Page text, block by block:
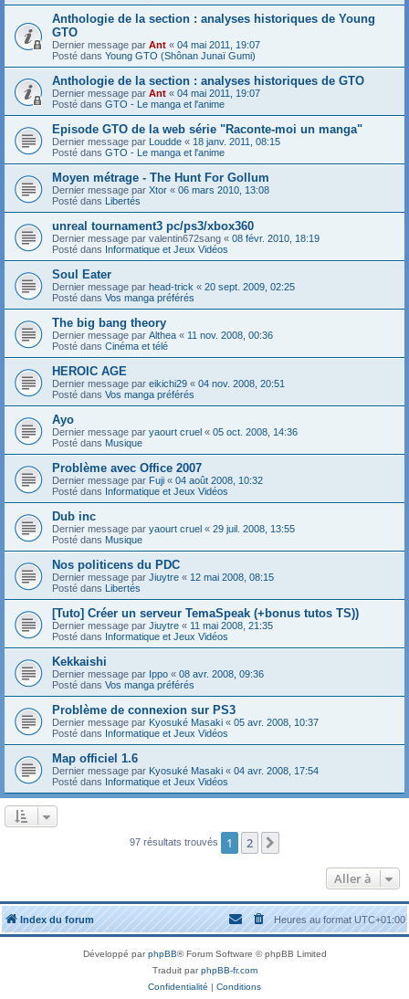
Anthologie de la section : analyses historiques de Young
GTO
Dernier message par Ant « 04 mai 2011, 19:07
Posté dans Young GTO (Shônan Junaï Gumi)
Anthologie de la section : analyses historiques de GTO
Dernier message par Ant « 04 mai 2011, 19:07
Posté dans GTO - Le manga et l'anime
Episode GTO de la web série "Raconte-moi un manga"
Dernier message par Loudde « 18 janv. 2011, 08:15
Posté dans GTO - Le manga et l'anime
Moyen métrage - The Hunt For Gollum
Dernier message par Xtor « 06 mars 2010, 13:08
Posté dans Libertés
unreal tournament3 pc/ps3/xbox360
Dernier message par valentin672sang « 08 févr. 2010, 18:19
Posté dans Informatique et Jeux Vidéos
Soul Eater
Dernier message par head-trick « 20 sept. 2009, 02:25
Posté dans Vos manga préférés
The big bang theory
Dernier message par Althea « 11 nov. 2008, 00:36
Posté dans Cinéma et télé
HEROIC AGE
Dernier message par eikichi29 « 04 nov. 2008, 20:51
Posté dans Vos manga préférés
Ayo
Dernier message par yaourt cruel « 05 oct. 2008, 14:36
Posté dans Musique
Problème avec Office 2007
Dernier message par Fuji « 04 août 2008, 10:32
Posté dans Informatique et Jeux Vidéos
Dub inc
Dernier message par yaourt cruel « 29 juil. 2008, 13:55
Posté dans Musique
Nos politicens du PDC
Dernier message par Jiuytre « 12 mai 2008, 08:15
Posté dans Libertés
[Tuto] Créer un serveur TemaSpeak (+bonus tutos TS))
Dernier message par Jiuytre « 11 mai 2008, 21:35
Posté dans Informatique et Jeux Vidéos
Kekkaishi
Dernier message par Ippo « 08 avr. 2008, 09:36
Posté dans Vos manga préférés
Problème de connexion sur PS3
Dernier message par Kyosuké Masaki « 05 avr. 2008, 10:37
Posté dans Informatique et Jeux Vidéos
Map officiel 1.6
Dernier message par Kyosuké Masaki « 04 avr. 2008, 17:54
Posté dans Informatique et Jeux Vidéos
97 résultats trouvés 1 2
Aller à
Index du forum Heures au formatUTC+01:00
Développé parphpBB® Forum Software © phpBB Limited
Traduit parphpBB-fr.com
Confidentialité | Conditions